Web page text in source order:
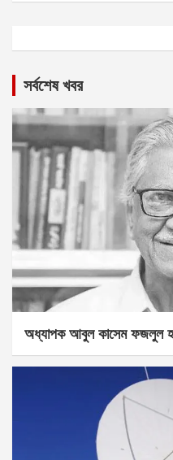
সর্বশেষ খবর
অধ্যাপক আবুল কাসেম ফজলুল